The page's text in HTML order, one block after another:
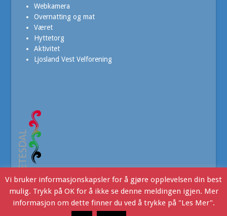
Webkamera
Overnatting og mat
Været
Hyttetorg
Aktivitet
Ljosland Vest Velforening
Vi bruker informasjonskapsler for å gjøre opplevelsen din best
mulig. Trykk på OK for å ikke se denne meldingen igjen. Mer
informasjon om dette finner du ved å trykke på "Les Mer".